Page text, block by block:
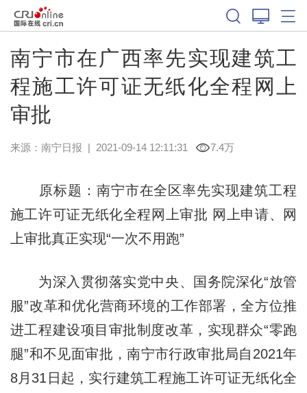
南宁市在广西率先实现建筑工
程施工许可证无纸化全程网上
审批
来源： 南宁日报 | 2021-09-14 12:11:31 7.4万
原标题：南宁市在全区率先实现建筑工程
施工许可证无纸化全程网上审批 网上申请、网
上审批真正实现“一次不用跑”
为深入贯彻落实党中央、国务院深化“放管
服”改革和优化营商环境的工作部署，全方位推
进工程建设项目审批制度改革，实现群众“零跑
腿”和不见面审批，南宁市行政审批局自2021年
8月31日起，实行建筑工程施工许可证无纸化全